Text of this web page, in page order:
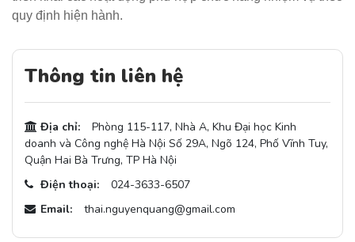
quy định hiện hành.
Thông tin liên hệ
Địa chỉ:
Phòng 115-117, Nhà A, Khu Đại học Kinh
doanh và Công nghệ Hà Nội Số 29A, Ngõ 124, Phố Vĩnh Tuy,
Quận Hai Bà Trưng, TP Hà Nội
Điện thoại:
024-3633-6507
Email:
thai.nguyenquang@gmail.com